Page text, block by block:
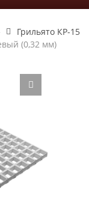
Грильято КР-15
(0,32 мм)